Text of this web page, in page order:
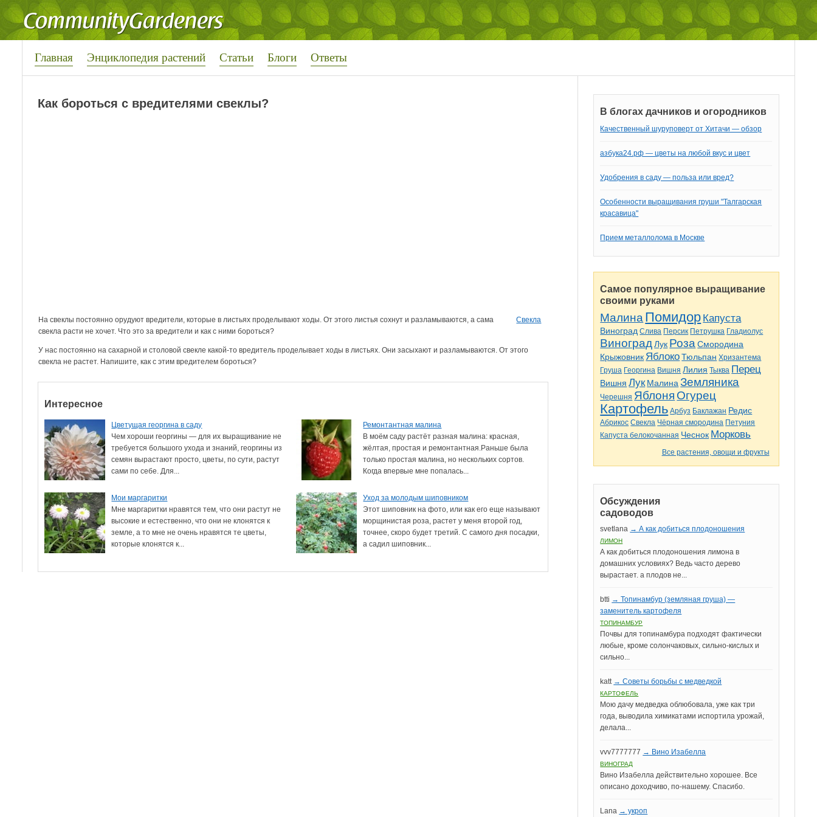
Главная Энциклопедия растений Статьи Блоги Ответы
Как бороться с вредителями свеклы?
Свекла
На свеклы постоянно орудуют вредители, которые в листьях проделывают ходы. От этого листья сохнут и разламываются, а сама
свекла расти не хочет. Что это за вредители и как с ними бороться?
У нас постоянно на сахарной и столовой свекле какой-то вредитель проделывает ходы в листьях. Они засыхают и разламываются. От этого
свекла не растет. Напишите, как с этим вредителем бороться?
Интересное
Цветущая георгина в саду
Чем хороши георгины — для их выращивание не
требуется большого ухода и знаний, георгины из
семян вырастают просто, цветы, по сути, растут
сами по себе. Для...
Ремонтантная малина
В моём саду растёт разная малина: красная,
жёлтая, простая и ремонтантная.Раньше была
только простая малина, но нескольких сортов.
Когда впервые мне попалась...
Мои маргаритки
Мне маргаритки нравятся тем, что они растут не
высокие и естественно, что они не клонятся к
земле, а то мне не очень нравятся те цветы,
которые клонятся к...
Уход за молодым шиповником
Этот шиповник на фото, или как его еще называют
морщинистая роза, растет у меня второй год,
точнее, скоро будет третий. С самого дня посадки,
а садил шиповник...
В блогах дачников и огородников
Качественный шуруповерт от Хитачи — обзор
азбука24.рф — цветы на любой вкус и цвет
Удобрения в саду — польза или вред?
Особенности выращивания груши "Талгарская
красавица"
Прием металлолома в Москве
Самое популярное выращивание
своими руками
Малина Помидор Капуста
Виноград Слива Персик Петрушка Гладиолус
Виноград Лук Роза Смородина
Крыжовник Яблоко Тюльпан Хризантема
Груша Георгина Вишня Лилия Тыква Перец
Вишня Лук Малина Земляника
Черешня Яблоня Огурец
Картофель Арбуз Баклажан Редис
Абрикос Свекла Чёрная смородина Петуния
Капуста белокочанная Чеснок Морковь
Все растения, овощи и фрукты
Обсуждения
садоводов
svetlana → А как добиться плодоношения
ЛИМОН
А как добиться плодоношения лимона в
домашних условиях? Ведь часто дерево
вырастает. а плодов не...
btti → Топинамбур (земляная груша) —
заменитель картофеля
ТОПИНАМБУР
Почвы для топинамбура подходят фактически
любые, кроме солончаковых, сильно-кислых и
сильно...
katt → Советы борьбы с медведкой
КАРТОФЕЛЬ
Мою дачу медведка облюбовала, уже как три
года, выводила химикатами испортила урожай,
делала...
vvv7777777 → Вино Изабелла
ВИНОГРАД
Вино Изабелла действительно хорошее. Все
описано доходчиво, по-нашему. Спасибо.
Lana → укроп